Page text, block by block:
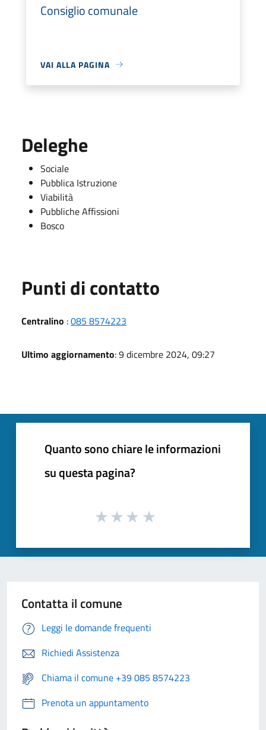
Consiglio comunale
VAI ALLA PAGINA
Deleghe
Sociale
Pubblica Istruzione
Viabilità
Pubbliche Affissioni
Bosco
Punti di contatto
Centralino :085 8574223
Ultimo aggiornamento: 9 dicembre 2024, 09:27
Quanto sono chiare le informazioni
su questa pagina?
Contatta il comune
Leggi le domande frequenti
Richiedi Assistenza
Chiama il comune +39 085 8574223
Prenota un appuntamento